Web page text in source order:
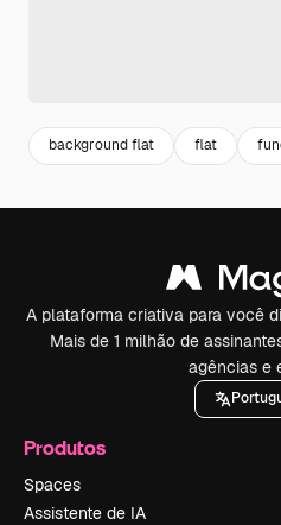
background flat flat
A plataforma criativa para você
Mais de 1 milhão de
agências e
Produtos
Spaces
Assistente de IA